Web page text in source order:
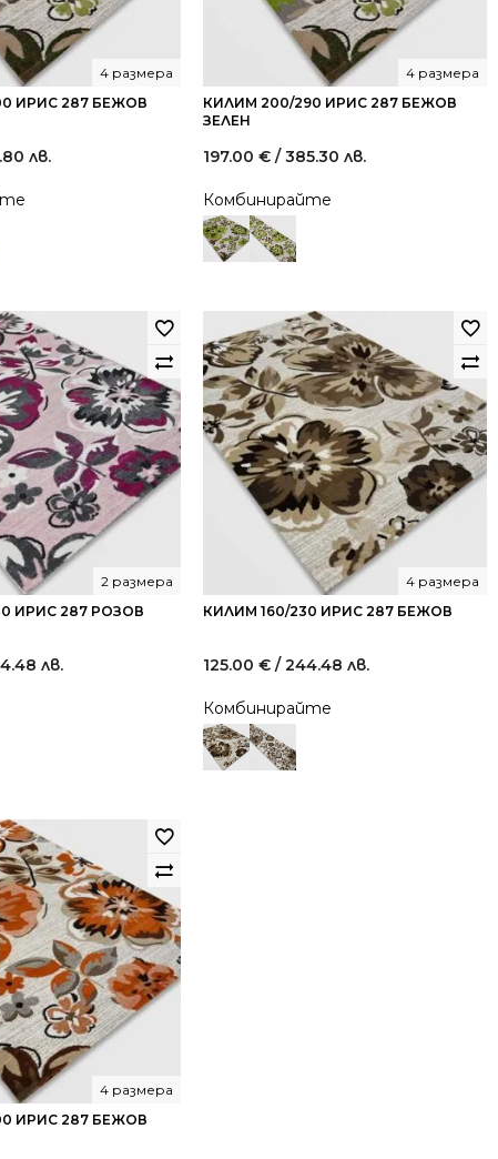
ИРИС 287 БЕЖОВ
4 размера
лв.
КИЛИМ 200/290 ИРИС 287 БЕЖОВ
ЗЕЛЕН
4 размера
197.00 € / 385.30 лв.
Комбинирайте
ИРИС 287 РОЗОВ
2 размера
лв.
КИЛИМ 160/230 ИРИС 287 БЕЖОВ
4 размера
125.00 € / 244.48 лв.
Комбинирайте
ИРИС 287 БЕЖОВ
4 размера